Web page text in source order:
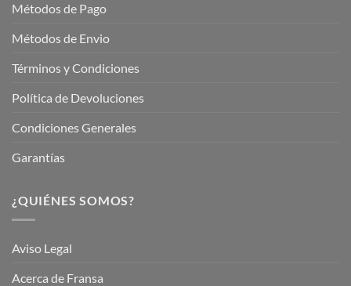
Métodos de Pago
Métodos de Envio
Términos y Condiciones
Política de Devoluciones
Condiciones Generales
Garantías
¿QUIÉNES SOMOS?
Aviso Legal
Acerca de Fransa